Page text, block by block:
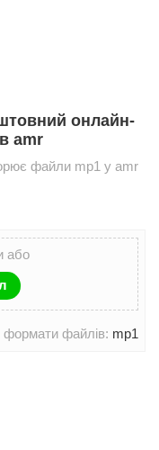
онлайн-
amr
файли mp1 у amr
або
формати файлів: mp1